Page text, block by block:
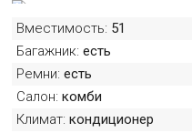
АВТОБУС SCANIA TOURING 51 МЕСТО
АВТОБУС SCANIA TOURING 51 МЕСТО
Вместимость: 51
Багажник: есть
Ремни: есть
Салон: комби
Климат: кондиционер